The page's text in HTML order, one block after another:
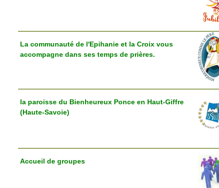
La communauté de l'Epihanie et la Croix vous
accompagne dans ses temps de prières.
la paroisse du Bienheureux Ponce en Haut-Giffre
(Haute-Savoie)
Accueil de groupes